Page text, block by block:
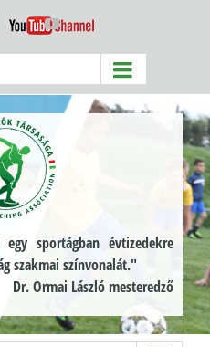
YouTube
sportágban évtizedekre
szakmai színvonalát."
Dr. Ormai László mesteredző